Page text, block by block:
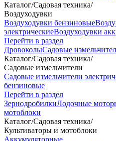
Каталог/Садовая техника/
Воздуходувки
Воздуходувки бензиновые
электрическиеВоздуходувки
Перейти в раздел
ДровоколыСадовые
Каталог/Садовая техника/
Садовые измельчители
Садовые измельчители
бензиновые
Перейти в раздел
ЗернодробилкиЛодочные
мотоблоки
Каталог/Садовая техника/
Культиваторы и мотоблоки
Аккумуляторные